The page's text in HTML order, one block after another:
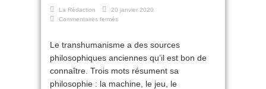
La Rédaction
20 janvier 2020
Commentaires fermés
le
jeu,
simulacre
Le transhumanisme a des sources
philosophiques anciennes qu’il est bon de
connaître. Trois mots résument sa
philosophie : la machine, le jeu, le